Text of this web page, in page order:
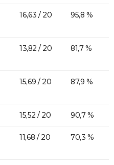
16,63 / 20 95,8 %
13,82 / 20 81,7 %
15,69 / 20 87,9 %
15,52 / 20 90,7 %
11,68 / 20 70,3 %